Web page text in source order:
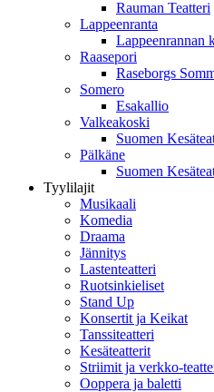
Rauman Teatteri
Lappeenranta
Lappeenrannan
Raasepori
Raseborgs
Somero
Esakallio
Valkeakoski
Suomen
Pälkäne
Suomen
Tyylilajit
Musikaali
Komedia
Draama
Jännitys
Lastenteatteri
Ruotsinkieliset
Stand Up
Konsertit ja Keikat
Tanssiteatteri
Kesäteatterit
Striimit ja verkko-
Ooppera ja baletti